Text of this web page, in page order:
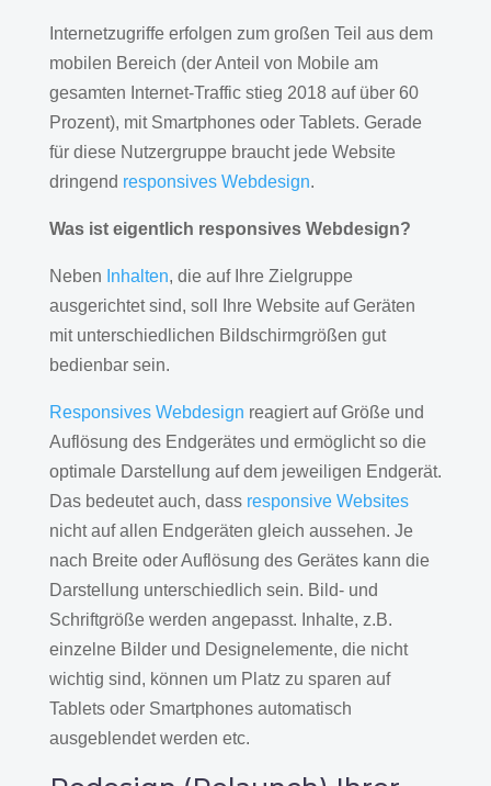
Internetzugriffe erfolgen zum großen Teil aus dem
mobilen Bereich (der Anteil von Mobile am
gesamten Internet-Traffic stieg 2018 auf über 60
Prozent), mit Smartphones oder Tablets. Gerade
für diese Nutzergruppe braucht jede Website
dringend responsives Webdesign.
Was ist eigentlich responsives Webdesign?
Neben Inhalten, die auf Ihre Zielgruppe
ausgerichtet sind, soll Ihre Website auf Geräten
mit unterschiedlichen Bildschirmgrößen gut
bedienbar sein.
Responsives Webdesign reagiert auf Größe und
Auflösung des Endgerätes und ermöglicht so die
optimale Darstellung auf dem jeweiligen Endgerät.
Das bedeutet auch, dass responsive Websites
nicht auf allen Endgeräten gleich aussehen. Je
nach Breite oder Auflösung des Gerätes kann die
Darstellung unterschiedlich sein. Bild- und
Schriftgröße werden angepasst. Inhalte, z.B.
einzelne Bilder und Designelemente, die nicht
wichtig sind, können um Platz zu sparen auf
Tablets oder Smartphones automatisch
ausgeblendet werden etc.